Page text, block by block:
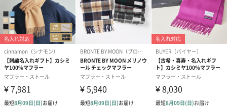
最高級と言われる内モンゴル産のホワイトカシミヤを使用した
「BUYER」オリジナルの無地マフラーです。カラーが11色もある
ので、女性だけでなく男性にも仕事やプライベートで気軽に使っ
ていただけます。本当に品質の良いカシミヤを手ごろな価格で購
入できる、待望の商品です。